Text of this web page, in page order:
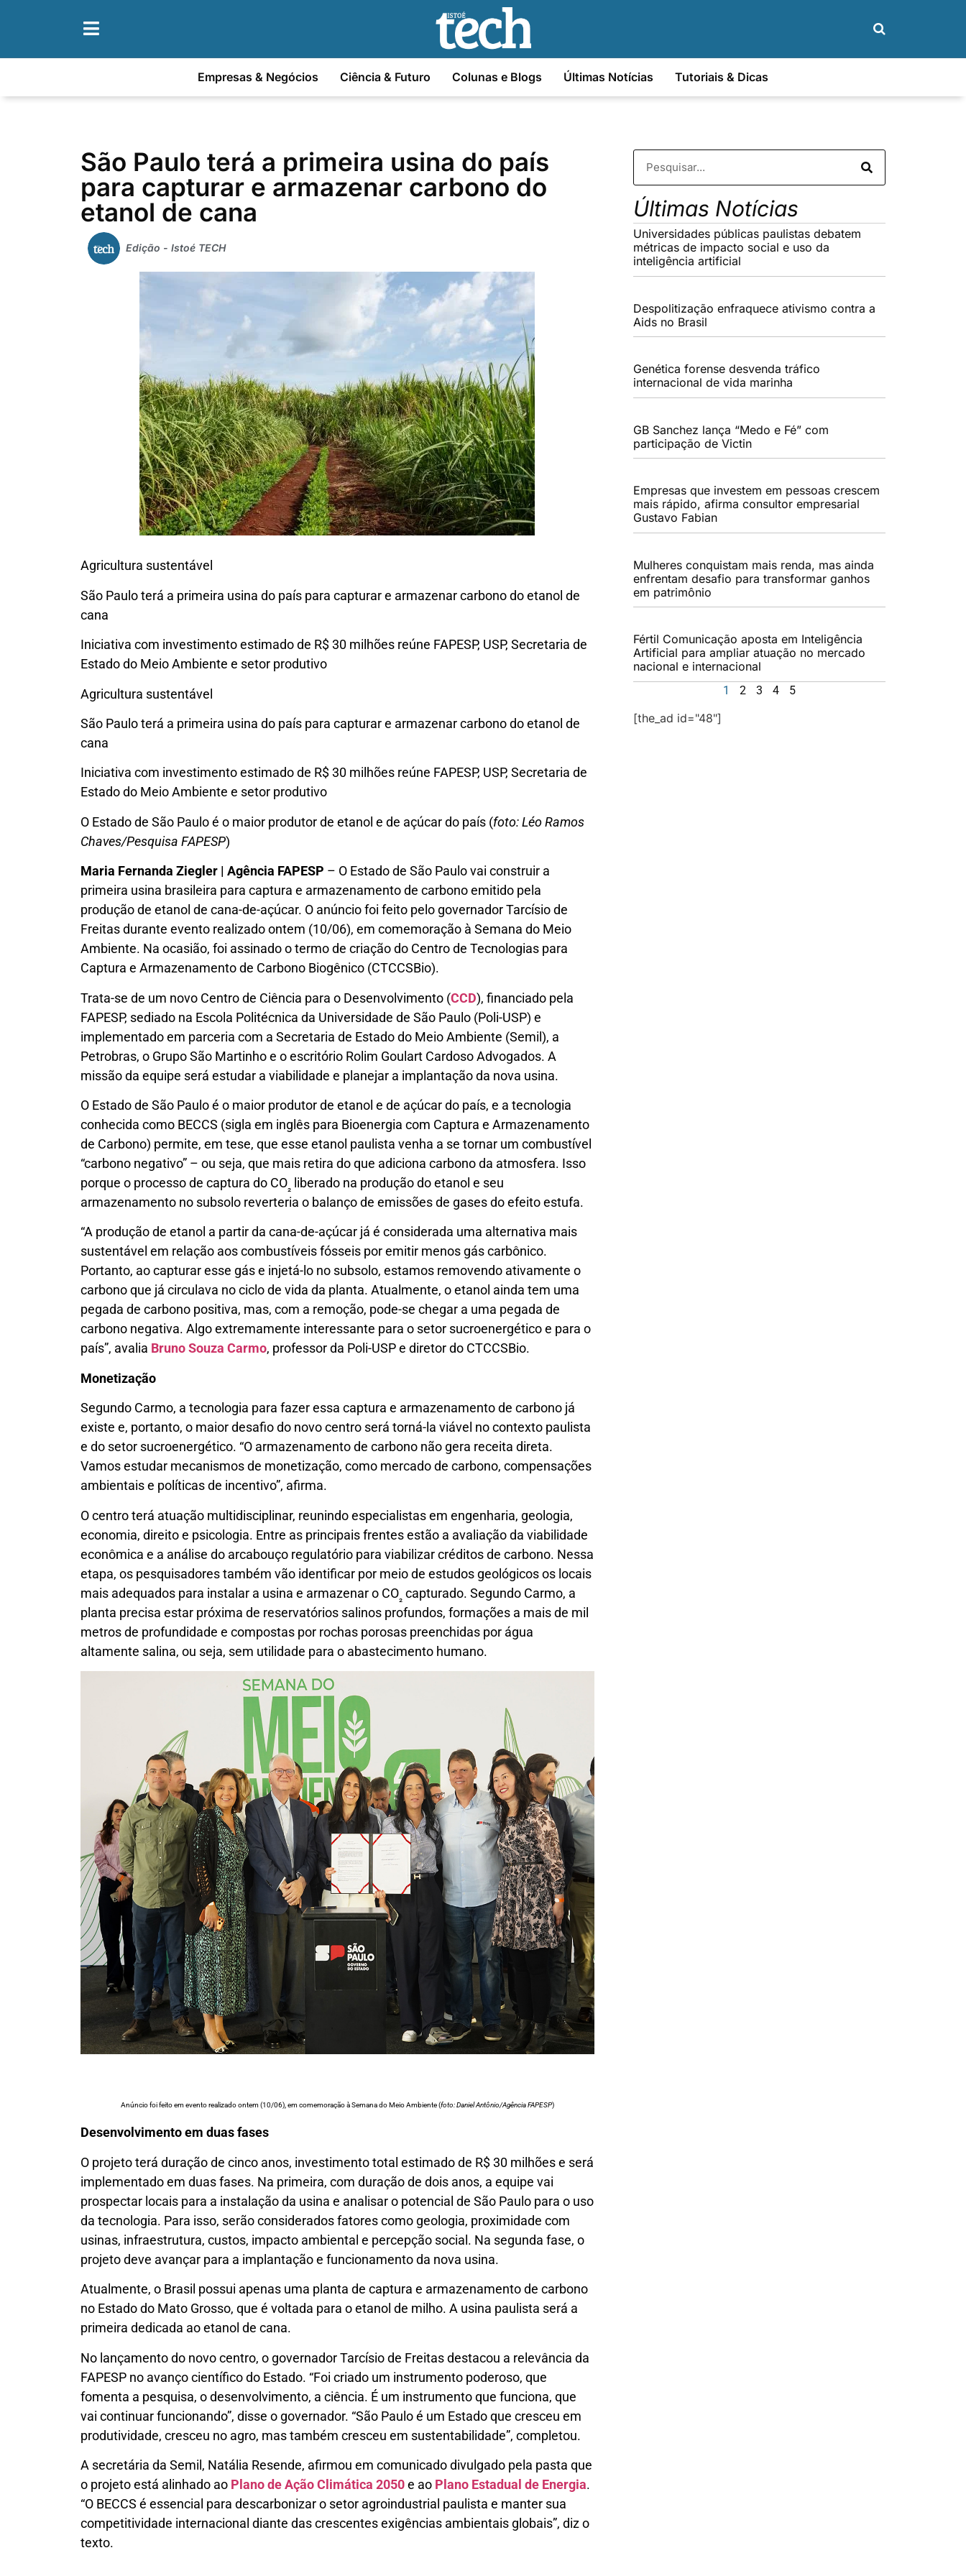
Empresas & Negócios Ciência & Futuro Colunas e Blogs Últimas Notícias Tutoriais & Dicas
São Paulo terá a primeira usina do país
para capturar e armazenar carbono do
etanol de cana
Edição - Istoé TECH
Agricultura sustentável
São Paulo terá a primeira usina do país para capturar e armazenar carbono do etanol de
cana
Iniciativa com investimento estimado de R$ 30 milhões reúne FAPESP, USP, Secretaria de
Estado do Meio Ambiente e setor produtivo
Agricultura sustentável
São Paulo terá a primeira usina do país para capturar e armazenar carbono do etanol de
cana
Iniciativa com investimento estimado de R$ 30 milhões reúne FAPESP, USP, Secretaria de
Estado do Meio Ambiente e setor produtivo
O Estado de São Paulo é o maior produtor de etanol e de açúcar do país (foto: Léo Ramos
Chaves/Pesquisa FAPESP)
Maria Fernanda Ziegler | Agência FAPESP – O Estado de São Paulo vai construir a
primeira usina brasileira para captura e armazenamento de carbono emitido pela
produção de etanol de cana-de-açúcar. O anúncio foi feito pelo governador Tarcísio de
Freitas durante evento realizado ontem (10/06), em comemoração à Semana do Meio
Ambiente. Na ocasião, foi assinado o termo de criação do Centro de Tecnologias para
Captura e Armazenamento de Carbono Biogênico (CTCCSBio).
Trata-se de um novo Centro de Ciência para o Desenvolvimento (CCD), financiado pela
FAPESP, sediado na Escola Politécnica da Universidade de São Paulo (Poli-USP) e
implementado em parceria com a Secretaria de Estado do Meio Ambiente (Semil), a
Petrobras, o Grupo São Martinho e o escritório Rolim Goulart Cardoso Advogados. A
missão da equipe será estudar a viabilidade e planejar a implantação da nova usina.
O Estado de São Paulo é o maior produtor de etanol e de açúcar do país, e a tecnologia
conhecida como BECCS (sigla em inglês para Bioenergia com Captura e Armazenamento
de Carbono) permite, em tese, que esse etanol paulista venha a se tornar um combustível
“carbono negativo” – ou seja, que mais retira do que adiciona carbono da atmosfera. Isso
porque o processo de captura do CO₂ liberado na produção do etanol e seu
armazenamento no subsolo reverteria o balanço de emissões de gases do efeito estufa.
“A produção de etanol a partir da cana-de-açúcar já é considerada uma alternativa mais
sustentável em relação aos combustíveis fósseis por emitir menos gás carbônico.
Portanto, ao capturar esse gás e injetá-lo no subsolo, estamos removendo ativamente o
carbono que já circulava no ciclo de vida da planta. Atualmente, o etanol ainda tem uma
pegada de carbono positiva, mas, com a remoção, pode-se chegar a uma pegada de
carbono negativa. Algo extremamente interessante para o setor sucroenergético e para o
país”, avalia Bruno Souza Carmo, professor da Poli-USP e diretor do CTCCSBio.
Monetização
Segundo Carmo, a tecnologia para fazer essa captura e armazenamento de carbono já
existe e, portanto, o maior desafio do novo centro será torná-la viável no contexto paulista
e do setor sucroenergético. “O armazenamento de carbono não gera receita direta.
Vamos estudar mecanismos de monetização, como mercado de carbono, compensações
ambientais e políticas de incentivo”, afirma.
O centro terá atuação multidisciplinar, reunindo especialistas em engenharia, geologia,
economia, direito e psicologia. Entre as principais frentes estão a avaliação da viabilidade
econômica e a análise do arcabouço regulatório para viabilizar créditos de carbono. Nessa
etapa, os pesquisadores também vão identificar por meio de estudos geológicos os locais
mais adequados para instalar a usina e armazenar o CO₂ capturado. Segundo Carmo, a
planta precisa estar próxima de reservatórios salinos profundos, formações a mais de mil
metros de profundidade e compostas por rochas porosas preenchidas por água
altamente salina, ou seja, sem utilidade para o abastecimento humano.
Anúncio foi feito em evento realizado ontem (10/06), em comemoração à Semana do Meio Ambiente (foto: Daniel Antônio/Agência FAPESP)
Desenvolvimento em duas fases
O projeto terá duração de cinco anos, investimento total estimado de R$ 30 milhões e será
implementado em duas fases. Na primeira, com duração de dois anos, a equipe vai
prospectar locais para a instalação da usina e analisar o potencial de São Paulo para o uso
da tecnologia. Para isso, serão considerados fatores como geologia, proximidade com
usinas, infraestrutura, custos, impacto ambiental e percepção social. Na segunda fase, o
projeto deve avançar para a implantação e funcionamento da nova usina.
Atualmente, o Brasil possui apenas uma planta de captura e armazenamento de carbono
no Estado do Mato Grosso, que é voltada para o etanol de milho. A usina paulista será a
primeira dedicada ao etanol de cana.
No lançamento do novo centro, o governador Tarcísio de Freitas destacou a relevância da
FAPESP no avanço científico do Estado. “Foi criado um instrumento poderoso, que
fomenta a pesquisa, o desenvolvimento, a ciência. É um instrumento que funciona, que
vai continuar funcionando”, disse o governador. “São Paulo é um Estado que cresceu em
produtividade, cresceu no agro, mas também cresceu em sustentabilidade”, completou.
A secretária da Semil, Natália Resende, afirmou em comunicado divulgado pela pasta que
o projeto está alinhado ao Plano de Ação Climática 2050e ao Plano Estadual de Energia.
“O BECCS é essencial para descarbonizar o setor agroindustrial paulista e manter sua
competitividade internacional diante das crescentes exigências ambientais globais”, diz o
texto.
Últimas Notícias
Universidades públicas paulistas debatem
métricas de impacto social e uso da
inteligência artificial
Despolitização enfraquece ativismo contra a
Aids no Brasil
Genética forense desvenda tráfico
internacional de vida marinha
GB Sanchez lança “Medo e Fé” com
participação de Victin
Empresas que investem em pessoas crescem
mais rápido, afirma consultor empresarial
Gustavo Fabian
Mulheres conquistam mais renda, mas ainda
enfrentam desafio para transformar ganhos
em patrimônio
Fértil Comunicação aposta em Inteligência
Artificial para ampliar atuação no mercado
nacional e internacional
1 2 3 4 5
[the_ad id="48"]